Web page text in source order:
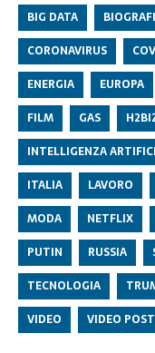
BIG DATA
CORONAVIRUS
ENERGIA
EUROPA
FILM
GAS
INTELLIGENZA
ITALIA
LAVORO
MODA
NETFLIX
PUTIN
RUSSIA
TECNOLOGIA
VIDEO
VIDEO POST